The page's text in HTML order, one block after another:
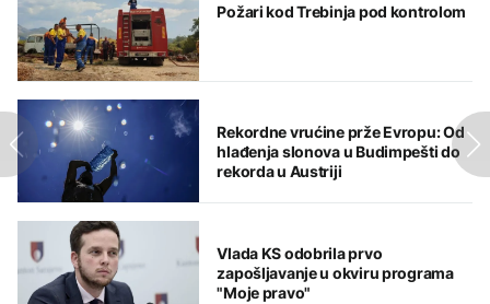
Požari kod Trebinja pod kontrolom
Rekordne vrućine prže Evropu: Od
hlađenja slonova u Budimpešti do
rekorda u Austriji
Vlada KS odobrila prvo
zapošljavanje u okviru programa
"Moje pravo"